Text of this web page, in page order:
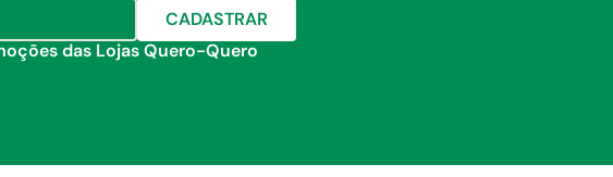
CADASTRAR
das Lojas Quero-Quero